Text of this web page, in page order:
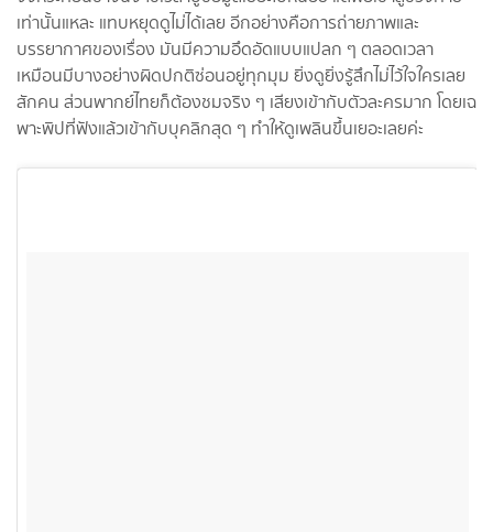
เท่านั้นแหละ แทบหยุดดูไม่ได้เลย อีกอย่างคือการถ่ายภาพและ
บรรยากาศของเรื่อง มันมีความอึดอัดแบบแปลก ๆ ตลอดเวลา
เหมือนมีบางอย่างผิดปกติซ่อนอยู่ทุกมุม ยิ่งดูยิ่งรู้สึกไม่ไว้ใจใครเลย
สักคน ส่วนพากย์ไทยก็ต้องชมจริง ๆ เสียงเข้ากับตัวละครมาก โดยเฉ
พาะพิปที่ฟังแล้วเข้ากับบุคลิกสุด ๆ ทำให้ดูเพลินขึ้นเยอะเลยค่ะ